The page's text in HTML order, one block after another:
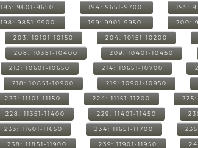
193: 9601-9650 194: 9651-9700 195:
198: 9851-9900 199: 9901-9950 200:
203: 10101-10150 204: 10151-10200
208: 10351-10400 209: 10401-10450
213: 10601-10650 214: 10651-10700
218: 10851-10900 219: 10901-10950
223: 11101-11150 224: 11151-11200 225:
228: 11351-11400 229: 11401-11450
233: 11601-11650 234: 11651-11700
238: 11851-11900 239: 11901-11950